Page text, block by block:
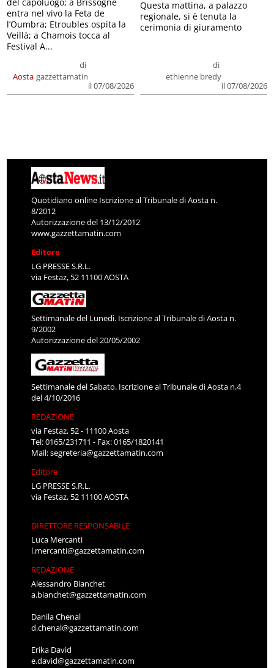
Aosta
di
gazzettamatin
il 07/08/2026
entra nel vivo la Feta de
l’Oumbra; Etroubles ospita la
Veillà; a Chamois tocca al
Festival A...
di
ethienne bredy
il 07/08/2026
Questa mattina, a palazzo
regionale, si è tenuta la
cerimonia di giuramento
Quotidiano online Iscrizione al Tribunale di Aosta n.
8/2012
Autorizzazione del 13/12/2012
www.gazzettamatin.com
Editore
LG PRESSE S.R.L.
via Festaz, 52 11100 AOSTA
Settimanale del Lunedì. Iscrizione al Tribunale di Aosta n.
9/2002
Autorizzazione del 20/05/2002
Settimanale del Sabato. Iscrizione al Tribunale di Aosta n.4
del 4/10/2016
REDAZIONE
via Festaz, 52 - 11100 Aosta
Tel: 0165/231711 - Fax: 0165/1820141
Mail:segreteria@gazzettamatin.com
Editore
LG PRESSE S.R.L.
via Festaz, 52 11100 AOSTA
DIRETTORE RESPONSABILE
Luca Mercanti
l.mercanti@gazzettamatin.com
REDAZIONE
Alessandro Bianchet
a.bianchet@gazzettamatin.com
Danila Chenal
d.chenal@gazzettamatin.com
Erika David
e.david@gazzettamatin.com